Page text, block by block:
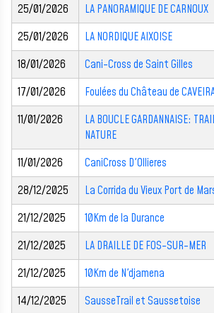
25/01/2026
LA PANORAMIQUE DE CARNOUX
25/01/2026
LA NORDIQUE AIXOISE
18/01/2026
Cani-Cross de Saint Gilles
17/01/2026
Foulées du Château de
11/01/2026
LA BOUCLE GARDANNAISE:
NATURE
11/01/2026
CaniCross D'Ollieres
28/12/2025
La Corrida du Vieux Port de
21/12/2025
10Km de la Durance
21/12/2025
LA DRAILLE DE FOS-SUR-MER
21/12/2025
10Km de N'djamena
14/12/2025
SausseTrail et Saussetoise